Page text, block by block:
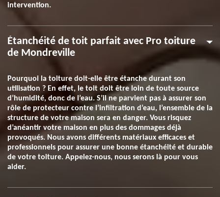
intervention.
Étanchéité de toit parfait avec Pro toiture
de Mondreville
Pourquoi la toiture doit-elle être étanche durant son
utilisation ? En effet, le toit doit être loin de toute source
d’humidité, donc de l’eau. S’il ne parvient pas à assurer son
rôle de protecteur contre l’infiltration d’eau, l’ensemble de la
structure de votre maison sera en danger. Vous risquez
d’anéantir votre maison en plus des dommages déjà
provoqués. Nous avons différents matériaux efficaces et
professionnels pour assurer une bonne étanchéité et durable
de votre toiture. Appelez-nous, nous serons là pour vous
aider.